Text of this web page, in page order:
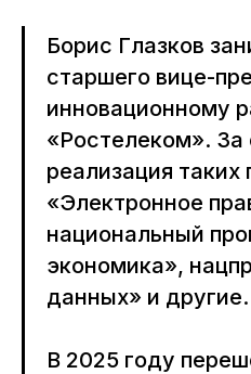
Борис Глазков
старшего вице-
инновационному
«Ростелеком». За
реализация таких
«Электронное
национальный
экономика»,
данных» и другие.
В 2025 году